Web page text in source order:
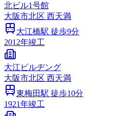
北ビル1号館
大阪市北区 西天満
大江橋駅 徒歩9分
2012年竣工
大江ビルヂング
大阪市北区 西天満
東梅田駅 徒歩10分
1921年竣工